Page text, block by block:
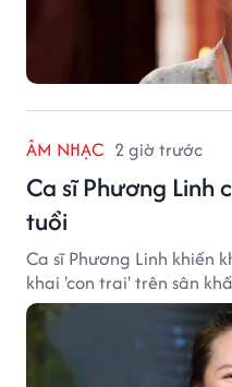
ÂM NHẠC 2 giờ trước
Ca sĩ Phương Linh
tuổi
Ca sĩ Phương Linh khiến
khai 'con trai' trên sân